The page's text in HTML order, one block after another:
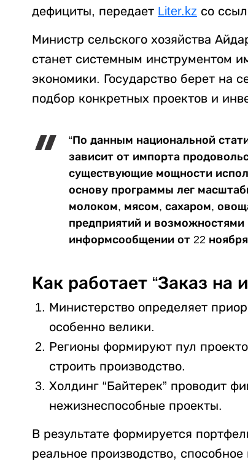
дефициты, передает Liter.kz со
Министр сельского хозяйства
станет системным инструментом
экономики. Государство берет на
подбор конкретных проектов и
“По данным национальной
зависит от импорта
существующие мощности
основу программы лег
молоком, мясом, сахаром,
предприятий и возможностями
информсообщении от 22
Как работает “Заказ на
Министерство определяет
особенно велики.
Регионы формируют пул
строить производство.
Холдинг “Байтерек” проводит
нежизнеспособные проекты.
В результате формируется
реальное производство,